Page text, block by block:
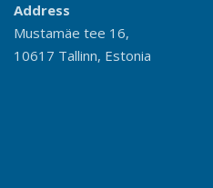
Address
Mustamäe tee 16,
10617 Tallinn, Estonia